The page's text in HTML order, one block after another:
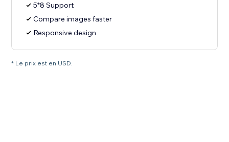
5*8 Support
Compare images faster
Responsive design
* Le prix est en USD.